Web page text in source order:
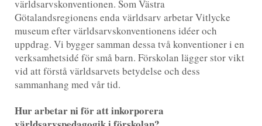
världsarvskonventionen. Som Västra
Götalandsregionens enda världsarv arbetar Vitlycke
museum efter världsarvskonventionens idéer och
uppdrag. Vi bygger samman dessa två konventioner i en
verksamhetsidé för små barn. Förskolan lägger stor vikt
vid att förstå världsarvets betydelse och dess
sammanhang med vår tid.
Hur arbetar ni för att inkorporera